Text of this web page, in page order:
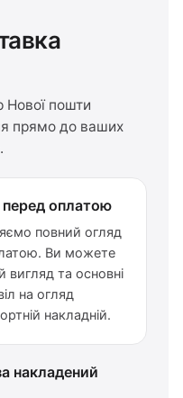
Нової пошти
прямо до ваших
перед оплатою
повний огляд
Ви можете
вигляд та основні
на огляд
накладній.
накладений